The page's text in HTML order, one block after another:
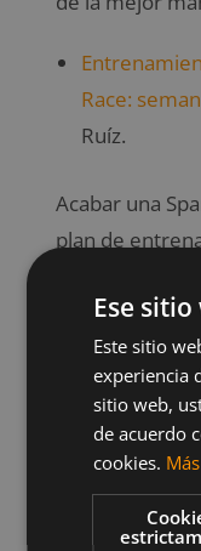
Race:
Ruíz.
Acabar una
plan de
esta primera
ejercicios
Race:
Ruíz.
En esta
Ese
Este sitio
experiencia
sitio web,
de acuerdo
cookies.